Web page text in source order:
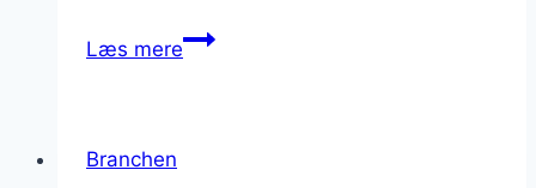
Læs mereProjektledelse
Branchen